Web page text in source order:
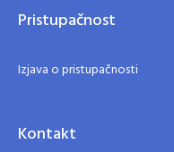
Pristupačnost
Izjava o pristupačnosti
Kontakt